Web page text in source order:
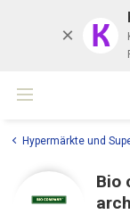
K
Hypermärkte und
Bio